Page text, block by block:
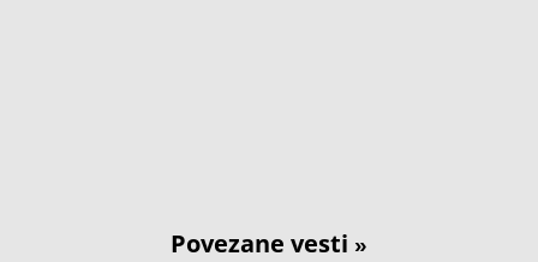
Povezane vesti »